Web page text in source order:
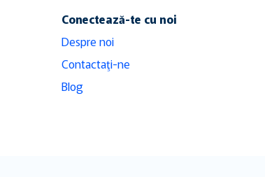
Conectează-te cu noi
Despre noi
Contactaţi-ne
Blog